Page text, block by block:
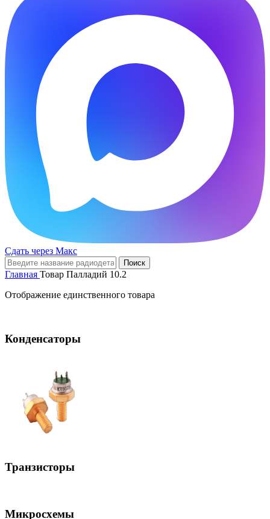
Сдать через Макс
Поиск
Главная Товар Палладий 10.2
Отображение единственного товара
Конденсаторы
Транзисторы
Микросхемы